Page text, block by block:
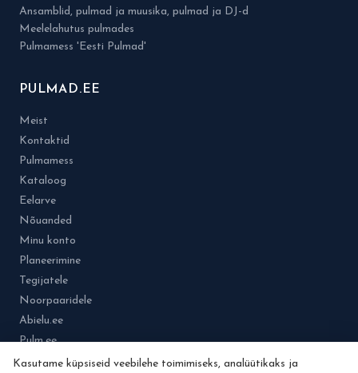
Ansamblid, pulmad ja muusika, pulmad ja DJ-d
Meelelahutus pulmades
Pulmamess 'Eesti Pulmad'
PULMAD.EE
Meist
Kontaktid
Pulmamess
Kataloog
Eelarve
Nõuanded
Minu konto
Planeerimine
Tegijatele
Noorpaaridele
Abielu.ee
Pulm.ee
Kasutame küpsiseid veebilehe toimimiseks, analüütikaks ja